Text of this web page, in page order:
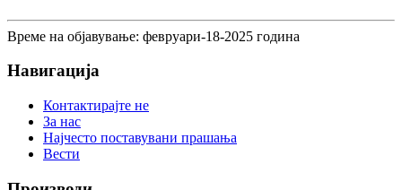
Време на објавување: февруари-18-2025 година
Навигација
Контактирајте не
За нас
Најчесто поставувани прашања
Вести